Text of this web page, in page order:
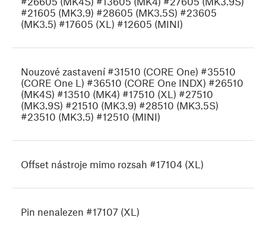
#21605 (MK3.9) #28605 (MK3.5S) #23605
(MK3.5) #17605 (XL) #12605 (MINI)
Nouzové zastavení #31510 (CORE One) #35510
(CORE One L) #36510 (CORE One INDX) #26510
(MK4S) #13510 (MK4) #17510 (XL) #27510
(MK3.9S) #21510 (MK3.9) #28510 (MK3.5S)
#23510 (MK3.5) #12510 (MINI)
Offset nástroje mimo rozsah #17104 (XL)
Pin nenalezen #17107 (XL)